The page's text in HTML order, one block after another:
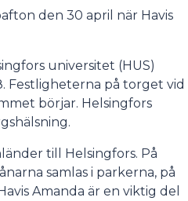
den 30 april när Havis
universitet (HUS)
Festligheterna på torget vid
börjar. Helsingfors
till Helsingfors. På
samlas i parkerna, på
Amanda är en viktig del